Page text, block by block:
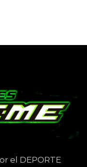
el DEPORTE